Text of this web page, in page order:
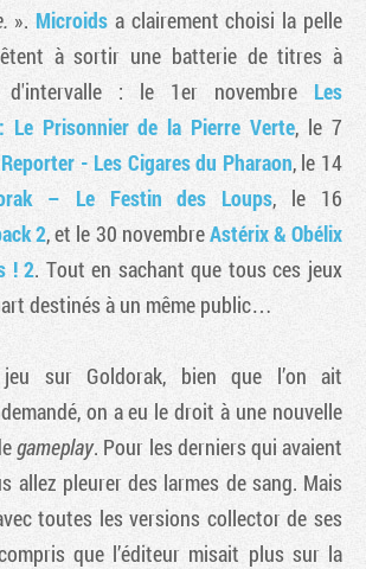
».Microids a clairement choisi la pelle
à sortir une batterie de titres à
d'intervalle : le 1er novembre Les
Le Prisonnier de la Pierre Verte, le 7
- Les Cigares du Pharaon, le 14
– Le Festin des Loups, le 16
2, et le 30 novembreAstérix & Obélix
! 2. Tout en sachant que tous ces jeux
destinés à un même public…
sur Goldorak, bien que l’on ait
on a eu le droit à une nouvelle
gameplay. Pour les derniers qui avaient
allez pleurer des larmes de sang. Mais
toutes les versions collector de ses
que l’éditeur misait plus sur la